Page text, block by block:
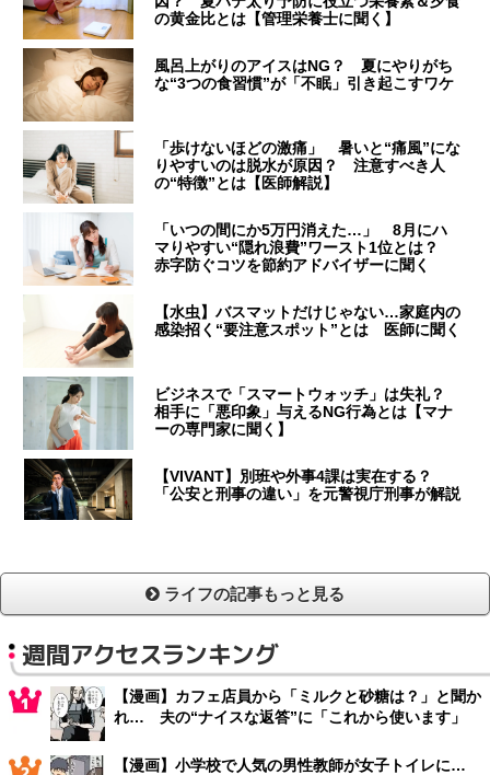
の黄金比とは【管理栄養士に聞く】
風呂上がりのアイスはNG？ 夏にやりがち
な“3つの食習慣”が「不眠」引き起こすワケ
「歩けないほどの激痛」 暑いと“痛風”にな
りやすいのは脱水が原因？ 注意すべき人
の“特徴”とは【医師解説】
「いつの間にか5万円消えた…」 8月にハ
マりやすい“隠れ浪費”ワースト1位とは？
赤字防ぐコツを節約アドバイザーに聞く
【水虫】バスマットだけじゃない…家庭内の
感染招く“要注意スポット”とは 医師に聞く
ビジネスで「スマートウォッチ」は失礼？
相手に「悪印象」与えるNG行為とは【マナ
ーの専門家に聞く】
【VIVANT】別班や外事4課は実在する？
「公安と刑事の違い」を元警視庁刑事が解説
ライフの記事もっと見る
週間アクセスランキング
【漫画】カフェ店員から「ミルクと砂糖は？」と聞か
れ… 夫の“ナイスな返答”に「これから使います」
【漫画】小学校で人気の男性教師が女子トイレに…